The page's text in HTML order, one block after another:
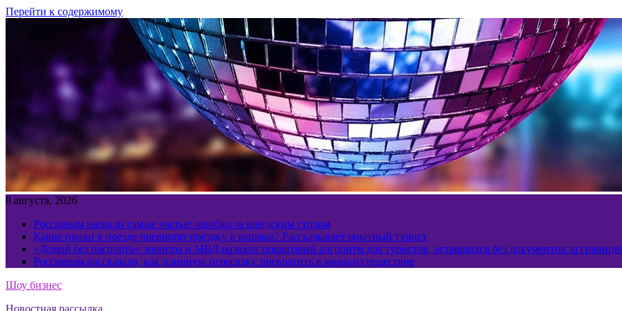
Перейти к содержимому
8 августа, 2026
Россиянам назвали самые частые ошибки за шведским столом
Какие полки в поезде превратят поездку в кошмар? Рассказывает опытный турист
«Домой без паспорта»: юристы и МВД назвали пошаговый алгоритм для туристов, оставшихся без документов за
Россиянам рассказали, как длинную пересадку превратить в мини-путешествие
Шоу бизнес
Новостная рассылка